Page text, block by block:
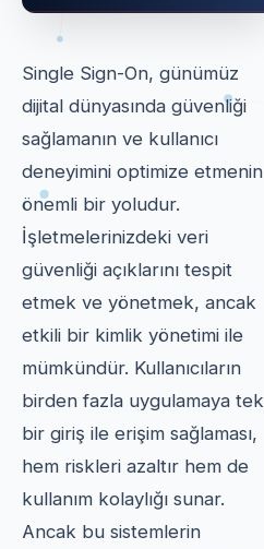
Single Sign-On, günümüz
dijital dünyasında güvenliği
sağlamanın ve kullanıcı
deneyimini optimize etmenin
önemli bir yoludur.
İşletmelerinizdeki veri
güvenliği açıklarını tespit
etmek ve yönetmek, ancak
etkili bir kimlik yönetimi ile
mümkündür. Kullanıcıların
birden fazla uygulamaya tek
bir giriş ile erişim sağlaması,
hem riskleri azaltır hem de
kullanım kolaylığı sunar.
Ancak bu sistemlerin